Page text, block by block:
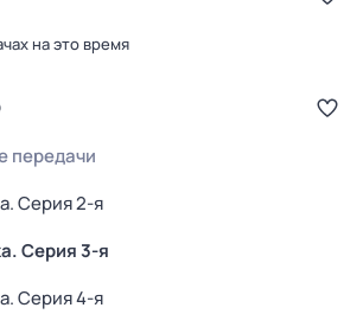
на это время
передачи
. Серия 2-я
. Серия 3-я
. Серия 4-я